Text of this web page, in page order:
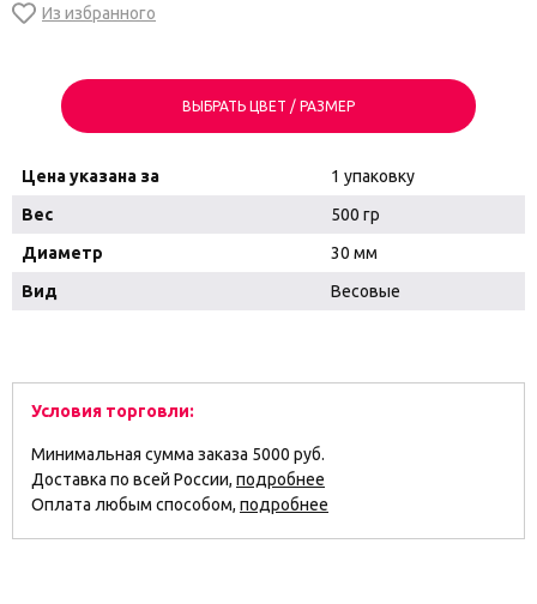
ВЫБРАТЬ ЦВЕТ / РАЗМЕР
Цена указана за
1 упаковку
Вес
500 гр
Диаметр
30 мм
Вид
Весовые
Условия торговли:
Минимальная сумма заказа 5000 руб.
Доставка по всей России, подробнее
Оплата любым способом, подробнее